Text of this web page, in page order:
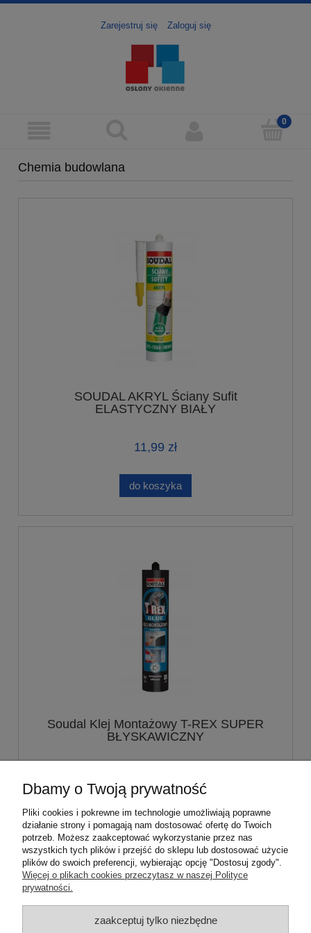
Zarejestruj się Zaloguj się
Chemia budowlana
SOUDAL AKRYL Ściany Sufit
ELASTYCZNY BIAŁY
11,99 zł
do koszyka
Soudal Klej Montażowy T-REX SUPER
BŁYSKAWICZNY
do koszyka
Pomoc
Moje konto
Dbamy o Twoją prywatność
Pliki cookies i pokrewne im technologie umożliwiają poprawne
działanie strony i pomagają nam dostosować ofertę do Twoich
potrzeb. Możesz zaakceptować wykorzystanie przez nas
wszystkich tych plików i przejść do sklepu lub dostosować użycie
plików do swoich preferencji, wybierając opcję "Dostosuj zgody".
Więcej o plikach cookies przeczytasz w naszej Polityce
prywatności.
zaakceptuj tylko niezbędne